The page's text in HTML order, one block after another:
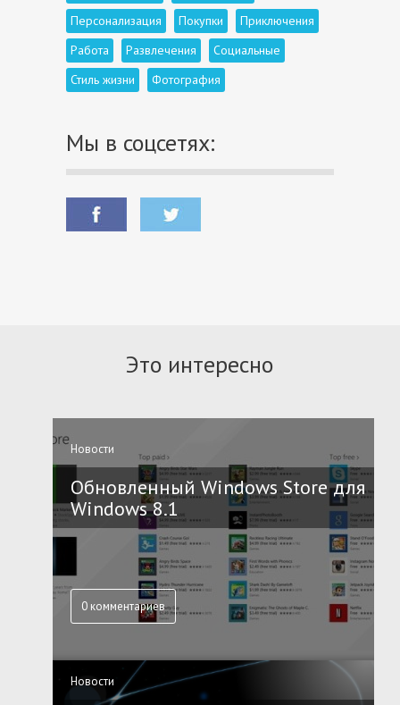
Персонализация
Покупки
Приключения
Работа
Развлечения
Социальные
Стиль жизни
Фотография
Мы в соцсетях:
Это интересно
Новости
Обновленный Windows Store для
Windows 8.1
0 комментариев
Новости